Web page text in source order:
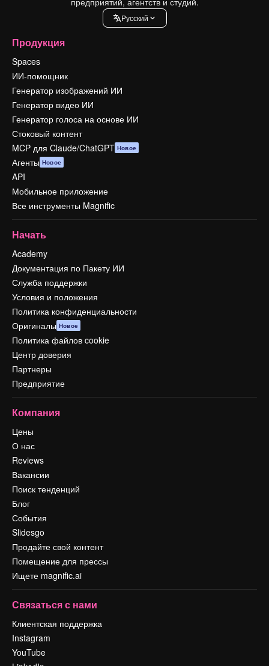
Pусский
Продукция
Spaces
ИИ-помощник
Генератор изображений ИИ
Генератор видео ИИ
Генератор голоса на основе ИИ
Стоковый контент
MCP для Claude/ChatGPT Новое
Агенты Новое
API
Мобильное приложение
Все инструменты Magnific
Начать
Academy
Документация по Пакету ИИ
Служба поддержки
Условия и положения
Политика конфиденциальности
Оригиналы Новое
Политика файлов cookie
Центр доверия
Партнеры
Предприятие
Компания
Цены
О нас
Reviews
Вакансии
Поиск тенденций
Блог
События
Slidesgo
Продайте свой контент
Помещение для прессы
Ищете magnific.ai
Связаться с нами
Клиентская поддержка
Instagram
YouTube